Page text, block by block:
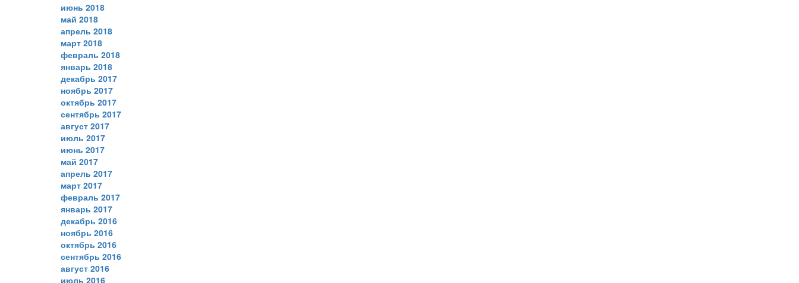
июнь 2018
май 2018
апрель 2018
март 2018
февраль 2018
январь 2018
декабрь 2017
ноябрь 2017
октябрь 2017
сентябрь 2017
август 2017
июль 2017
июнь 2017
май 2017
апрель 2017
март 2017
февраль 2017
январь 2017
декабрь 2016
ноябрь 2016
октябрь 2016
сентябрь 2016
август 2016
июль 2016